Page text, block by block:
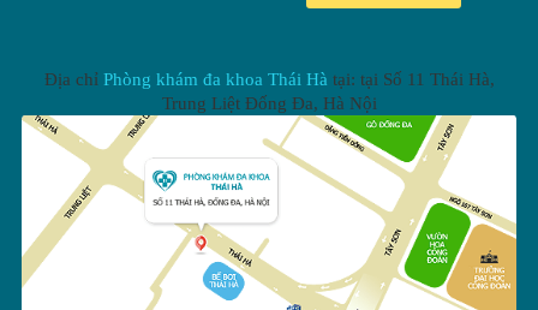
Địa chỉ Phòng khám đa khoa Thái Hà tại: tại Số 11 Thái Hà,
Trung Liệt Đống Đa, Hà Nội